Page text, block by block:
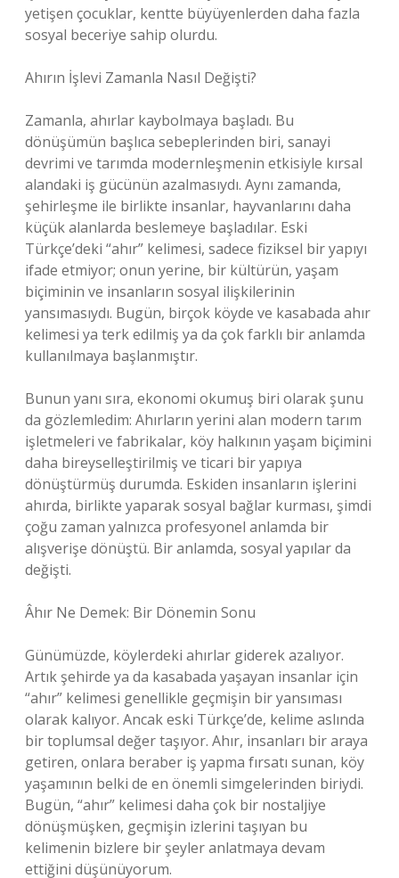
yetişen çocuklar, kentte büyüyenlerden daha fazla
sosyal beceriye sahip olurdu.
Ahırın İşlevi Zamanla Nasıl Değişti?
Zamanla, ahırlar kaybolmaya başladı. Bu
dönüşümün başlıca sebeplerinden biri, sanayi
devrimi ve tarımda modernleşmenin etkisiyle kırsal
alandaki iş gücünün azalmasıydı. Aynı zamanda,
şehirleşme ile birlikte insanlar, hayvanlarını daha
küçük alanlarda beslemeye başladılar. Eski
Türkçe’deki “ahır” kelimesi, sadece fiziksel bir yapıyı
ifade etmiyor; onun yerine, bir kültürün, yaşam
biçiminin ve insanların sosyal ilişkilerinin
yansımasıydı. Bugün, birçok köyde ve kasabada ahır
kelimesi ya terk edilmiş ya da çok farklı bir anlamda
kullanılmaya başlanmıştır.
Bunun yanı sıra, ekonomi okumuş biri olarak şunu
da gözlemledim: Ahırların yerini alan modern tarım
işletmeleri ve fabrikalar, köy halkının yaşam biçimini
daha bireyselleştirilmiş ve ticari bir yapıya
dönüştürmüş durumda. Eskiden insanların işlerini
ahırda, birlikte yaparak sosyal bağlar kurması, şimdi
çoğu zaman yalnızca profesyonel anlamda bir
alışverişe dönüştü. Bir anlamda, sosyal yapılar da
değişti.
Âhır Ne Demek: Bir Dönemin Sonu
Günümüzde, köylerdeki ahırlar giderek azalıyor.
Artık şehirde ya da kasabada yaşayan insanlar için
“ahır” kelimesi genellikle geçmişin bir yansıması
olarak kalıyor. Ancak eski Türkçe’de, kelime aslında
bir toplumsal değer taşıyor. Ahır, insanları bir araya
getiren, onlara beraber iş yapma fırsatı sunan, köy
yaşamının belki de en önemli simgelerinden biriydi.
Bugün, “ahır” kelimesi daha çok bir nostaljiye
dönüşmüşken, geçmişin izlerini taşıyan bu
kelimenin bizlere bir şeyler anlatmaya devam
ettiğini düşünüyorum.